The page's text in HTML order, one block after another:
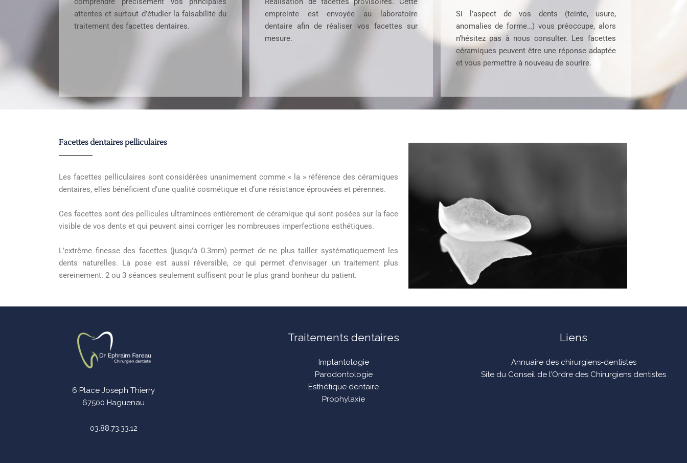
attentes et surtout d’étudier la faisabilité du
traitement des facettes dentaires.
empreinte est envoyée au laboratoire
dentaire afin de réaliser vos facettes sur
mesure.
Si l’aspect de vos dents (teinte, usure,
anomalies de forme…) vous préoccupe, alors
n’hésitez pas à nous consulter. Les facettes
céramiques peuvent être une réponse adaptée
et vous permettre à nouveau de sourire.
Facettes dentaires pelliculaires
Les facettes pelliculaires sont considérées unanimement comme « la » référence des céramiques
dentaires, elles bénéficient d’une qualité cosmétique et d’une résistance éprouvées et pérennes.
Ces facettes sont des pellicules ultraminces entièrement de céramique qui sont posées sur la face
visible de vos dents et qui peuvent ainsi corriger les nombreuses imperfections esthétiques.
L’extrême finesse des facettes (jusqu’à 0.3mm) permet de ne plus tailler systématiquement les
dents naturelles. La pose est aussi réversible, ce qui permet d’envisager un traitement plus
sereinement. 2 ou 3 séances seulement suffisent pour le plus grand bonheur du patient.
6 Place Joseph Thierry
67500 Haguenau
03.88.73.33.12
Traitements dentaires
Implantologie
Parodontologie
Esthétique dentaire
Prophylaxie
Liens
Annuaire des chirurgiens-dentistes
Site du Conseil de l’Ordre des Chirurgiens dentistes